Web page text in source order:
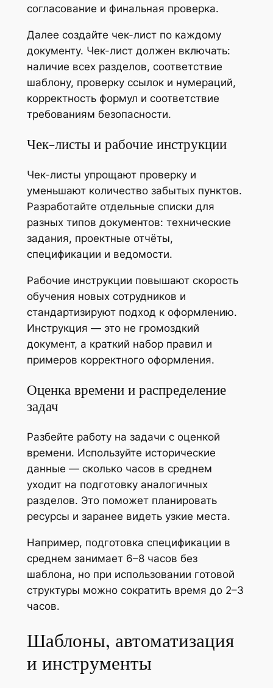
согласование и финальная проверка.
Далее создайте чек-лист по каждому
документу. Чек-лист должен включать:
наличие всех разделов, соответствие
шаблону, проверку ссылок и нумераций,
корректность формул и соответствие
требованиям безопасности.
Чек-листы и рабочие инструкции
Чек-листы упрощают проверку и
уменьшают количество забытых пунктов.
Разработайте отдельные списки для
разных типов документов: технические
задания, проектные отчёты,
спецификации и ведомости.
Рабочие инструкции повышают скорость
обучения новых сотрудников и
стандартизируют подход к оформлению.
Инструкция — это не громоздкий
документ, а краткий набор правил и
примеров корректного оформления.
Оценка времени и распределение
задач
Разбейте работу на задачи с оценкой
времени. Используйте исторические
данные — сколько часов в среднем
уходит на подготовку аналогичных
разделов. Это поможет планировать
ресурсы и заранее видеть узкие места.
Например, подготовка спецификации в
среднем занимает 6–8 часов без
шаблона, но при использовании готовой
структуры можно сократить время до 2–3
часов.
Шаблоны, автоматизация
и инструменты